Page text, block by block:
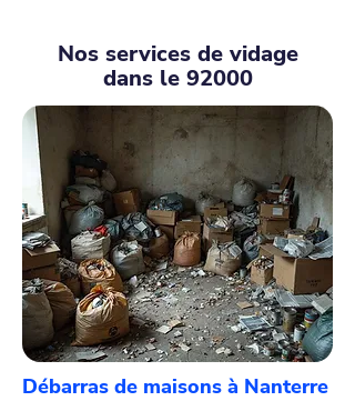
Nos services de vidage
dans le 92000
Débarras de maisons à Nanterre